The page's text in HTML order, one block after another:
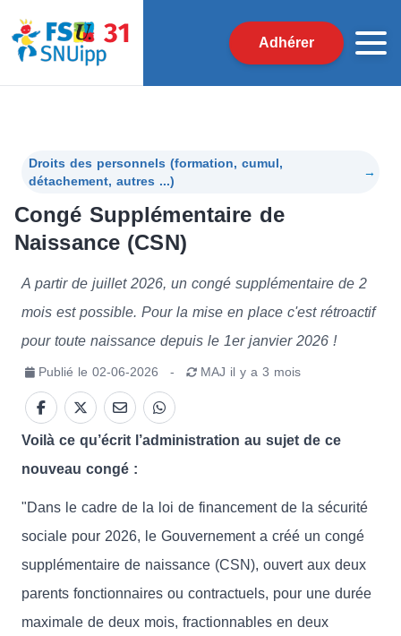
Adhérer
Droits des personnels (formation, cumul,
détachement, autres ...)
→
Congé Supplémentaire de
Naissance (CSN)
A partir de juillet 2026, un congé supplémentaire de 2
mois est possible. Pour la mise en place c'est rétroactif
pour toute naissance depuis le 1er janvier 2026 !
Publié le 02-06-2026 - MAJ il y a 3 mois
Voilà ce qu’écrit l’administration au sujet de ce
nouveau congé :
"Dans le cadre de la loi de financement de la sécurité
sociale pour 2026, le Gouvernement a créé un congé
supplémentaire de naissance (CSN), ouvert aux deux
parents fonctionnaires ou contractuels, pour une durée
maximale de deux mois, fractionnables en deux